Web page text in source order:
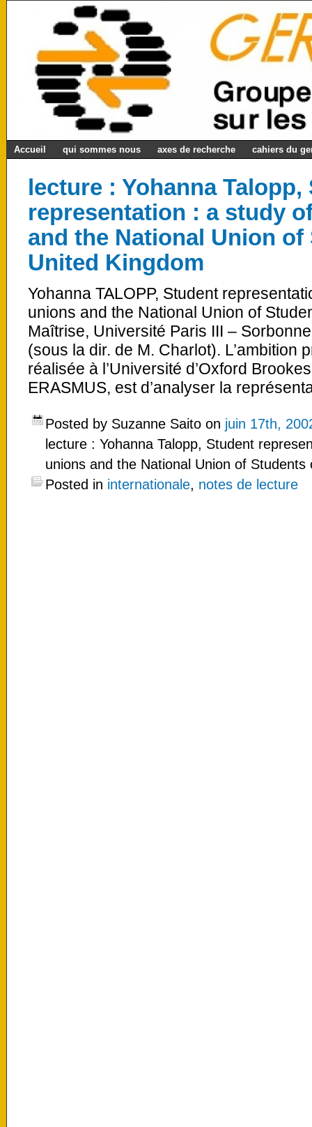
Accueil qui sommes nous axes de recherche cahiers du
lecture : Yohanna Talopp,
representation : a study
and the National Union
United Kingdom
Yohanna TALOPP, Student
unions and the National Union of
Maîtrise, Université Paris III –
(sous la dir. de M. Charlot). L’ambition
réalisée à l’Université d’Oxford
ERASMUS, est d’analyser la
Posted by Suzanne Saito on juin 17th,
lecture : Yohanna Talopp, Student
unions and the National Union of
Posted in internationale, notes de lecture